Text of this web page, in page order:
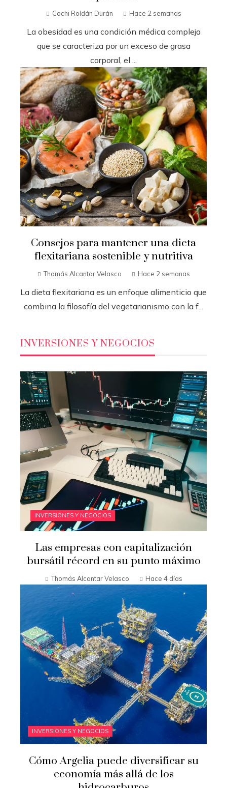
Cochi Roldán Durán Hace 2 semanas
La obesidad es una condición médica compleja
que se caracteriza por un exceso de grasa
corporal, el ...
Consejos para mantener una dieta
flexitariana sostenible y nutritiva
Thomás Alcantar Velasco Hace 2 semanas
La dieta flexitariana es un enfoque alimenticio que
combina la filosofía del vegetarianismo con la f...
INVERSIONES Y NEGOCIOS
INVERSIONES Y NEGOCIOS
Las empresas con capitalización
bursátil récord en su punto máximo
Thomás Alcantar Velasco Hace 4 días
INVERSIONES Y NEGOCIOS
Cómo Argelia puede diversificar su
economía más allá de los